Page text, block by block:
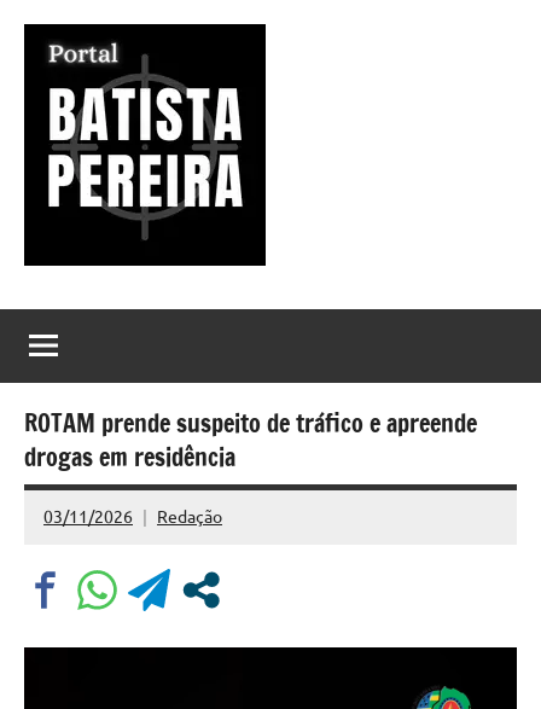
conteúdo
Batista
Pereira
Portal
de
ROTAM prende suspeito de tráfico e apreende
drogas em residência
03/11/2026 Redação
Nenhum